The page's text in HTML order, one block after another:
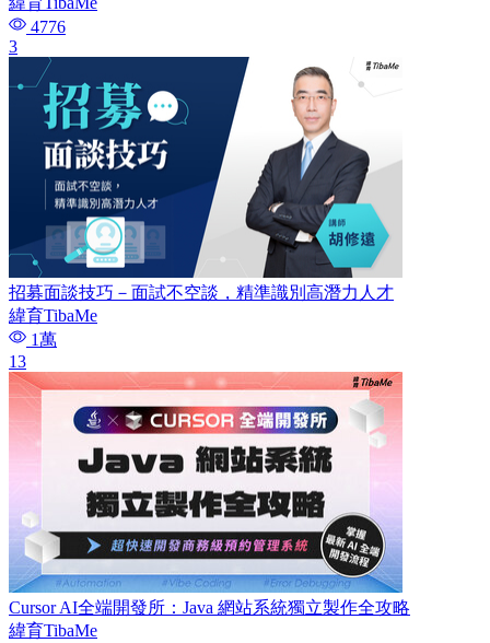
4776
3
招募面談技巧－面試不空談，精準識別高潛力人才
緯育TibaMe
1萬
13
Cursor AI全端開發所：Java 網站系統獨立製作全攻略
緯育TibaMe